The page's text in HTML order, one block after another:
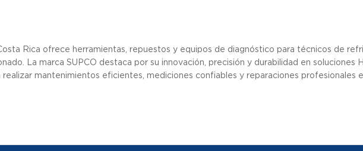
Rica ofrece herramientas, repuestos y equipos de diagnóstico para técnicos de
La marca SUPCO destaca por su innovación, precisión y durabilidad en soluciones
realizar mantenimientos eficientes, mediciones confiables y reparaciones profesionales